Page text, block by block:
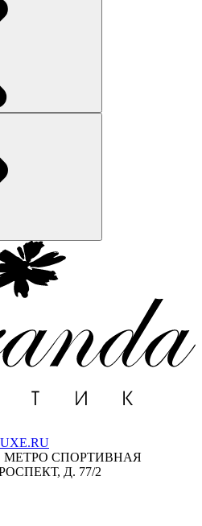
МЕТРО СПОРТИВНАЯ
Д. 77/2